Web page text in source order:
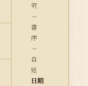
究
－
書
序
－
自
述
日期